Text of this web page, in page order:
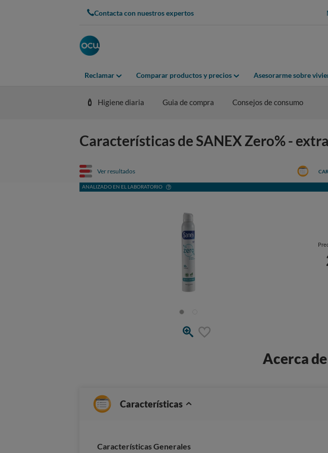
Contacta con nuestros expertos
Reclamar Comparar productos y precios Asesorarme sobre
Higiene diaria Guia de compra Consejos de consumo
Características de SANEX Zero% -
Ver resultados
ANALIZADO EN EL LABORATORIO
Acerca
Características
Caracterí­sticas Generales